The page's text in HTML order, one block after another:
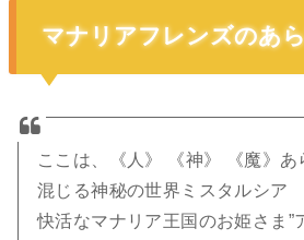
マナリアフレンズのあ
ここは、《人》 《神》 《魔》あ
混じる神秘の世界ミスタルシア
快活なマナリア王国のお姫さま”